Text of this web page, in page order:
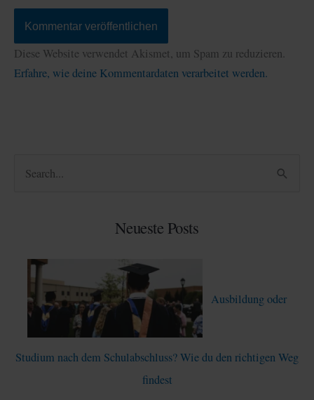
Diese Website verwendet Akismet, um Spam zu reduzieren.
Erfahre, wie deine Kommentardaten verarbeitet werden.
Neueste Posts
Ausbildung oder
Studium nach dem Schulabschluss? Wie du den richtigen Weg
findest